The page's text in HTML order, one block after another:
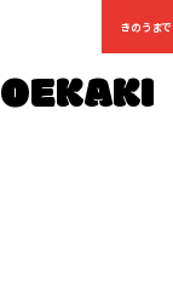
きのうま
OEKAKI